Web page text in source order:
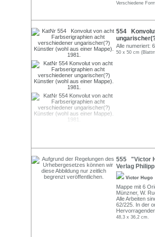
Verschiedene
554
Alle numeriert:
50 x 50 cm
555 "Victor
Verlag
Victor Hugo
Mappe mit 6
Münzner, W.
Alle Arbeiten
62/225. In der
48,3 x 36,2 cm.